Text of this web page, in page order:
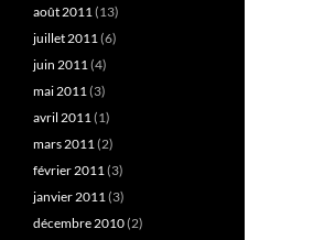
août 2011(13)
juillet 2011(6)
juin 2011(4)
mai 2011(3)
avril 2011(1)
mars 2011(2)
février 2011(3)
janvier 2011(3)
décembre 2010(2)